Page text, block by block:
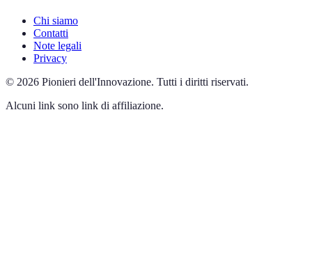
Chi siamo
Contatti
Note legali
Privacy
© 2026 Pionieri dell'Innovazione. Tutti i diritti riservati.
Alcuni link sono link di affiliazione.